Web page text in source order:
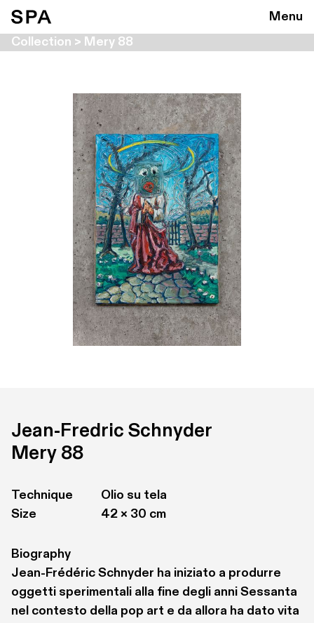
Menu
Collection > Mery 88
Jean-Fredric Schnyder
Mery 88
Technique
Olio su tela
Size
42 × 30 cm
Biography
Jean-Frédéric Schnyder ha iniziato a produrre
oggetti sperimentali alla fine degli anni Sessanta
nel contesto della pop art e da allora ha dato vita